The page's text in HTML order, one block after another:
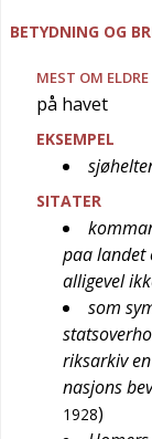
BETYDNING OG
MEST OM
på havet
EKSEMPEL
SITATER
paa landet
alligevel
som
riksarkiv
nasjons
1928)